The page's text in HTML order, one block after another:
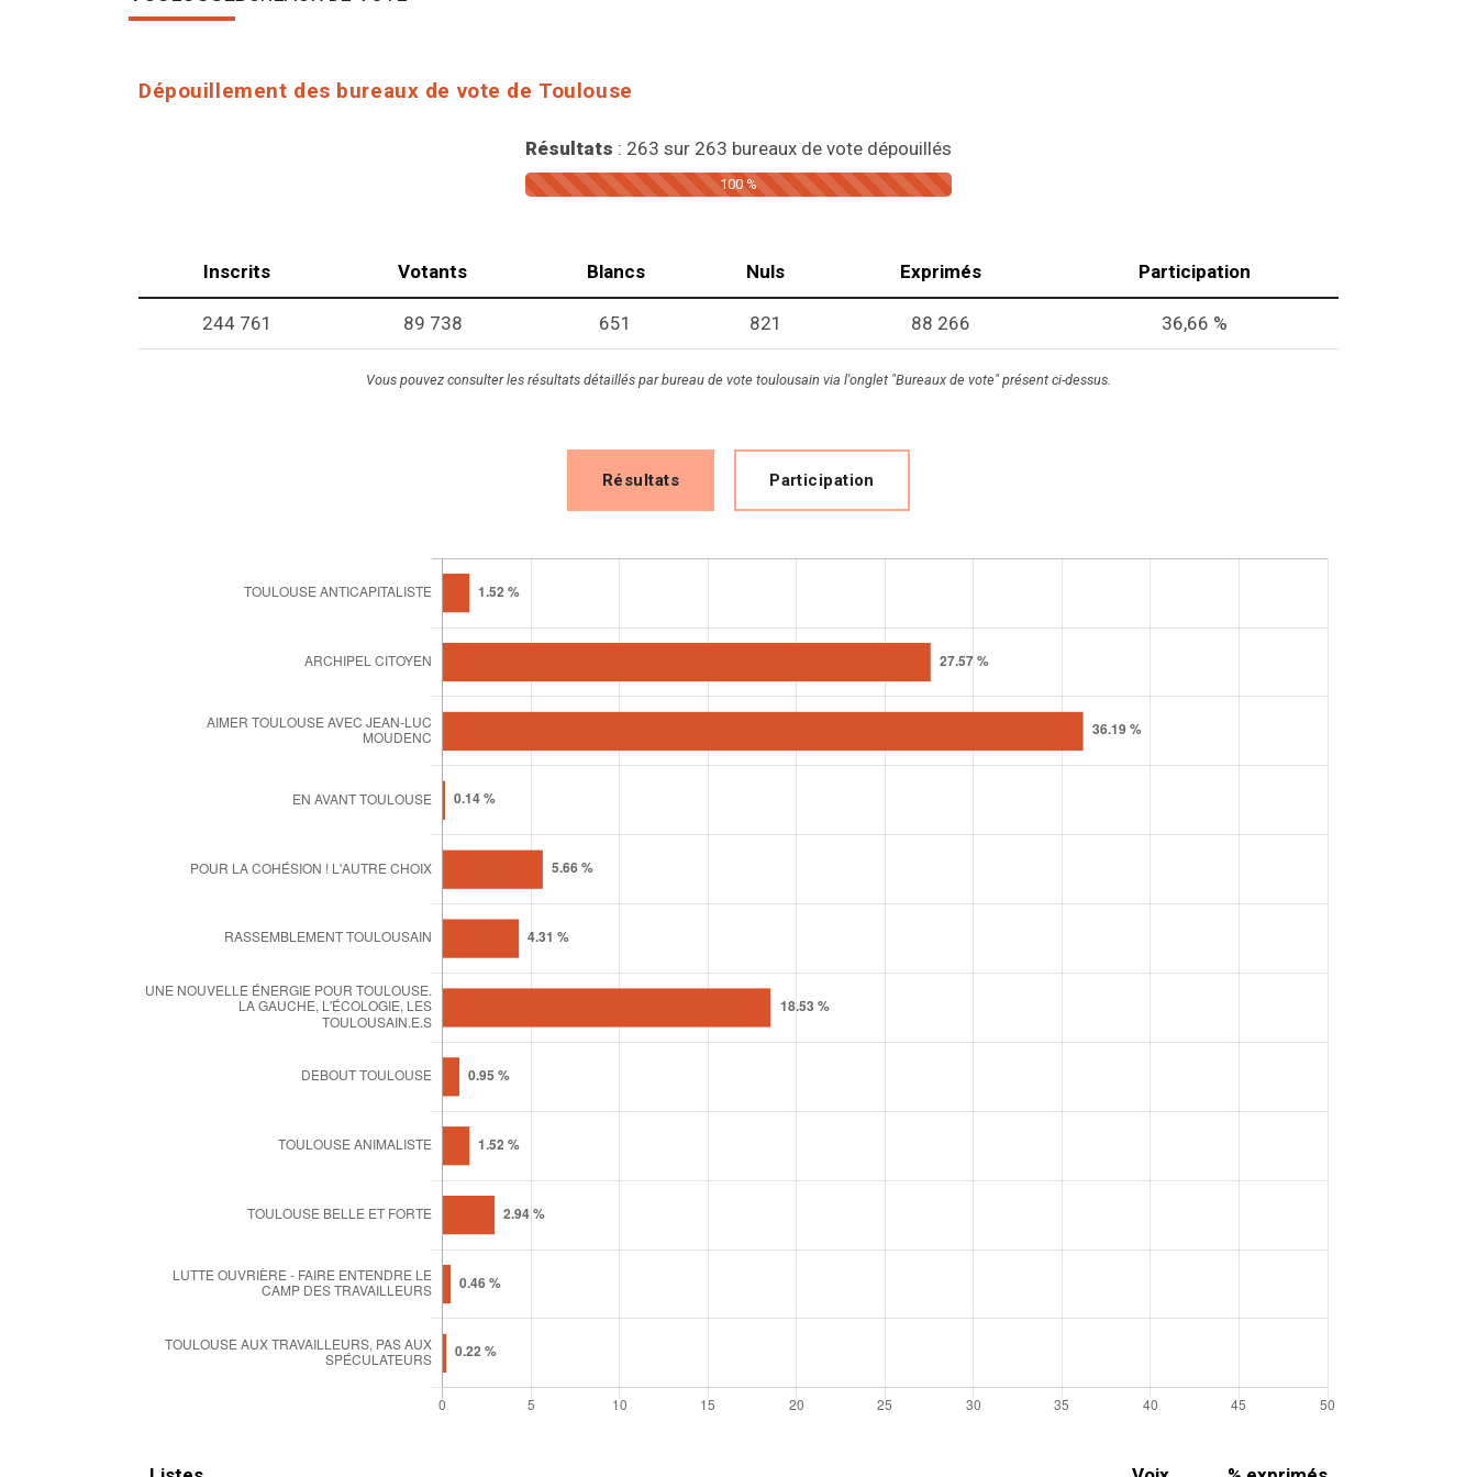
Dépouillement des bureaux de vote de Toulouse
Résultats : 263 sur 263 bureaux de vote dépouillés
100 %
Inscrits Votants Blancs Nuls Exprimés Participation
244 761 89 738 651 821 88 266 36,66 %
Vous pouvez consulter les résultats détaillés par bureau de vote toulousain via l'onglet "Bureaux de vote" présent ci-dessus.
Résultats Participation